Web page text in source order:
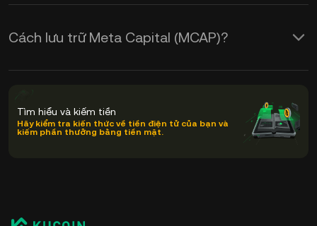
Cách lưu trữ Meta Capital (MCAP)?
Tìm hiểu và kiếm tiền
Hãy kiểm tra kiến thức về tiền điện tử của bạn và
kiếm phần thưởng bằng tiền mặt.